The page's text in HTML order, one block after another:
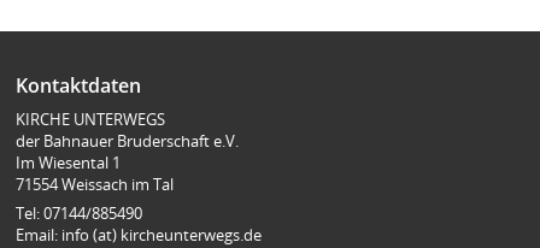
Kontaktdaten
KIRCHE UNTERWEGS
der Bahnauer Bruderschaft e.V.
Im Wiesental 1
71554 Weissach im Tal
Tel: 07144/885490
Email: info (at) kircheunterwegs.de